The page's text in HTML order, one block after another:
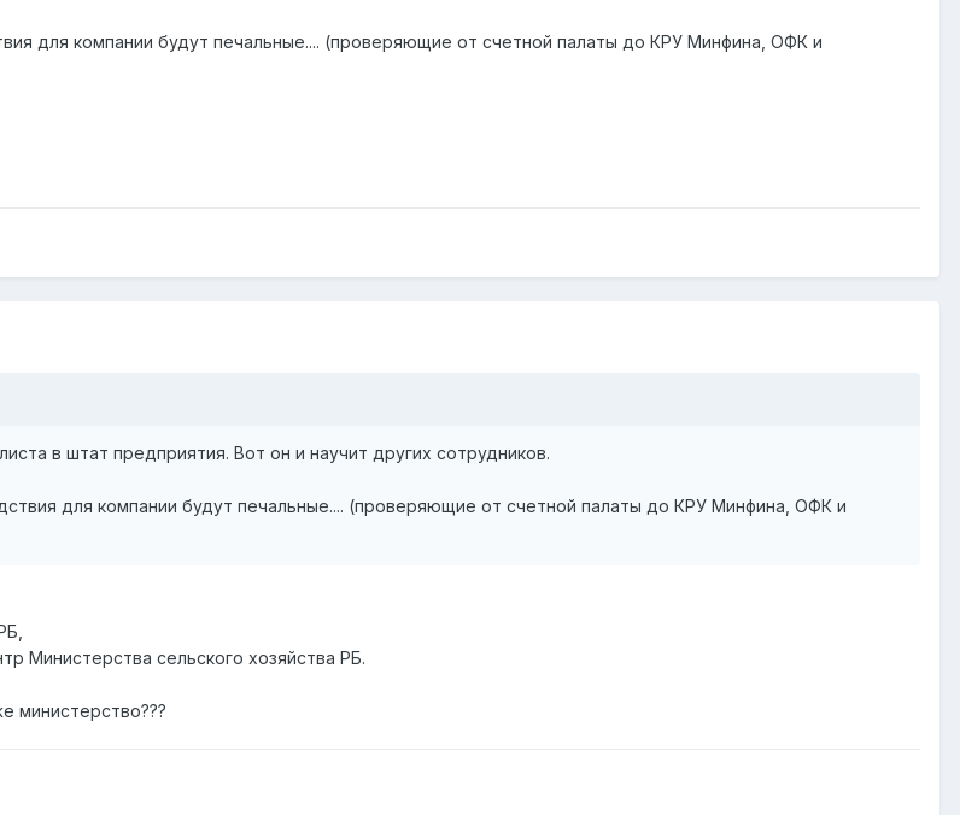
для компании будут печальные.... (проверяющие от счетной палаты до КРУ Минфина, ОФК и
в штат предприятия. Вот он и научит других сотрудников.
для компании будут печальные.... (проверяющие от счетной палаты до КРУ Минфина, ОФК и
Министерства сельского хозяйства РБ.
министерство???